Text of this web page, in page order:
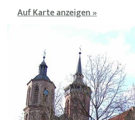
Auf Karte anzeigen »